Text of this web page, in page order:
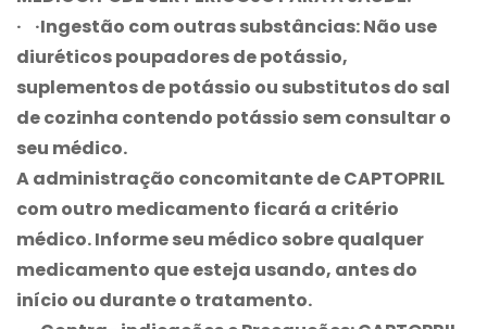
· ·Ingestão com outras substâncias:Não use
diuréticos poupadores de potássio,
suplementos de potássio ou substitutos do sal
de cozinha contendo potássio sem consultar o
seu médico.
A administração concomitante de CAPTOPRIL
com outro medicamento ficará a critério
médico. Informe seu médico sobre qualquer
medicamento que esteja usando, antes do
início ou durante o tratamento.